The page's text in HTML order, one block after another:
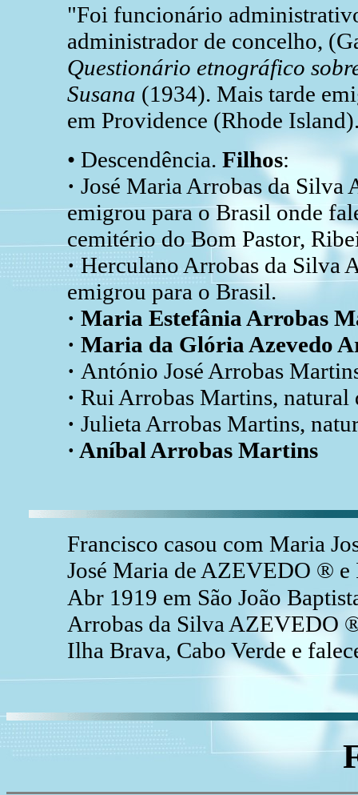
"Foi funcionário
administrador de concelho,
Questionário etnográfico
Susana (1934). Mais tarde
em Providence (Rhode
• Descendência. Filhos:
· José Maria Arrobas da Silva
emigrou para o Brasil onde
cemitério do Bom Pastor,
· Herculano Arrobas da Silva
emigrou para o Brasil.
· Maria Estefânia Arrobas
· Maria da Glória Azevedo
· António José Arrobas
· Rui Arrobas Martins, natural
· Julieta Arrobas Martins,
· Aníbal Arrobas Martins
Francisco casou com Maria
José Maria de AZEVEDO ® e
Abr 1919 em São João
Arrobas da Silva AZEVEDO
Ilha Brava, Cabo Verde e